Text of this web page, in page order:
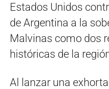
Estados Unidos
de Argentina a la
Malvinas como dos
históricas de la
Al lanzar una